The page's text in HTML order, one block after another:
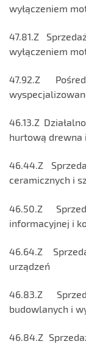
wyłączeniem
47.81.Z
wyłączeniem
47.92.Z
46.13.Z
hurtową drewna
46.44.Z
ceramicznych i
46.50.Z
informacyjnej i
46.64.Z
urządzeń
46.83.Z
budowlanych i
46.84.Z